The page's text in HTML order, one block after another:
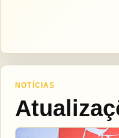
NOTÍCIAS